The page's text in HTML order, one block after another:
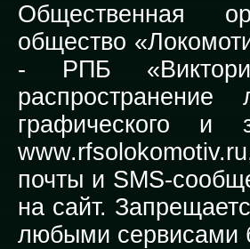
Общественная
общество
- РПБ
графического и
почты и SMS-
на сайт.
любыми сервисами